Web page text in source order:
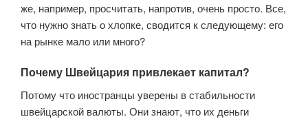
же, например, просчитать, напротив, очень просто. Все,
что нужно знать о хлопке, сводится к следующему: его
на рынке мало или много?
Почему Швейцария привлекает капитал?
Потому что иностранцы уверены в стабильности
швейцарской валюты. Они знают, что их деньги